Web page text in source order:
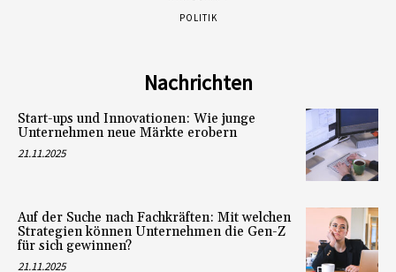
POLITIK
Nachrichten
Start-ups und Innovationen: Wie junge
Unternehmen neue Märkte erobern
21.11.2025
Auf der Suche nach Fachkräften: Mit welchen
Strategien können Unternehmen die Gen-Z
für sich gewinnen?
21.11.2025